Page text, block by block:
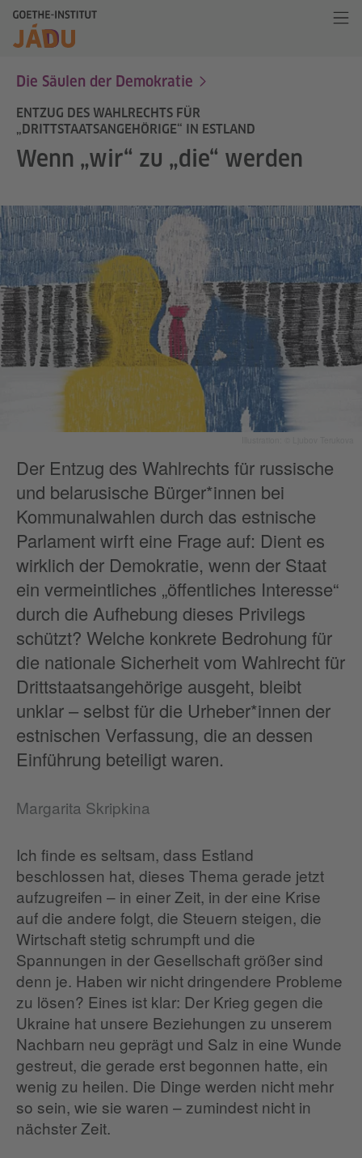
Die Säulen der Demokratie
ENTZUG DES WAHLRECHTS FÜR
„DRITTSTAATSANGEHÖRIGE“ IN ESTLAND
Wenn „wir“ zu „die“ werden
Der Entzug des Wahlrechts für russische
und belarusische Bürger*innen bei
Kommunalwahlen durch das estnische
Parlament wirft eine Frage auf: Dient es
wirklich der Demokratie, wenn der Staat
ein vermeintliches „öffentliches Interesse“
durch die Aufhebung dieses Privilegs
schützt? Welche konkrete Bedrohung für
die nationale Sicherheit vom Wahlrecht für
Drittstaatsangehörige ausgeht, bleibt
unklar – selbst für die Urheber*innen der
estnischen Verfassung, die an dessen
Einführung beteiligt waren.
Margarita Skripkina
Ich finde es seltsam, dass Estland
beschlossen hat, dieses Thema gerade jetzt
aufzugreifen – in einer Zeit, in der eine Krise
auf die andere folgt, die Steuern steigen, die
Wirtschaft stetig schrumpft und die
Spannungen in der Gesellschaft größer sind
denn je. Haben wir nicht dringendere Probleme
zu lösen? Eines ist klar: Der Krieg gegen die
Ukraine hat unsere Beziehungen zu unserem
Nachbarn neu geprägt und Salz in eine Wunde
gestreut, die gerade erst begonnen hatte, ein
wenig zu heilen. Die Dinge werden nicht mehr
so sein, wie sie waren – zumindest nicht in
nächster Zeit.